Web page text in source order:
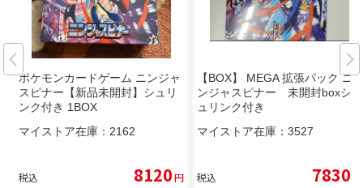
ポケモンカードゲーム ニンジャ
スピナー【新品未開封】シュリ
ンク付き 1BOX
マイストア在庫： 2162
税込 8120円
【BOX】 MEGA 拡張パック ニ
ンジャスピナー 未開封boxシ
ュリンク付き
マイストア在庫： 3527
税込 7830